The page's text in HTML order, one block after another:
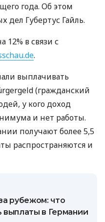
года. Об этом
дел Губертус Гайль.
12% в связи с
.
выплачивать
(гражданский
у кого доход
и нет работы.
получают более 5,5
распространяются и
рубежом: что
в Германии